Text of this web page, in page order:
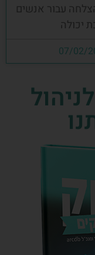
עבור אנשים
יכולה